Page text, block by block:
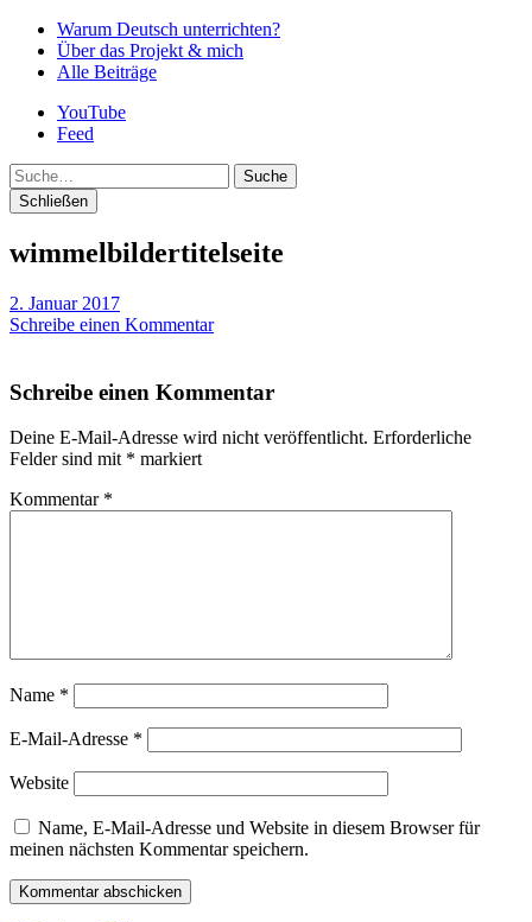
Warum Deutsch unterrichten?
Über das Projekt & mich
Alle Beiträge
YouTube
Feed
Suche
Schließen
wimmelbildertitelseite
2. Januar 2017
Schreibe einen Kommentar
Schreibe einen Kommentar
Deine E-Mail-Adresse wird nicht veröffentlicht. Erforderliche
Felder sind mit * markiert
Kommentar *
Name *
E-Mail-Adresse *
Website
Name, E-Mail-Adresse und Website in diesem Browser für
meinen nächsten Kommentar speichern.